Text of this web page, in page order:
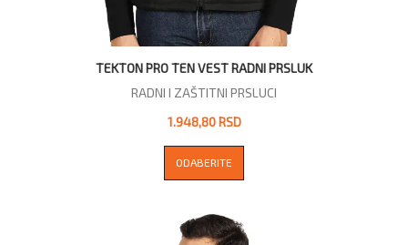
TEKTON PRO TEN VEST RADNI PRSLUK
RADNI I ZAŠTITNI PRSLUCI
1.948,80 RSD
ODABERITE